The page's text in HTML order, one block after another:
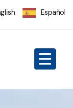
Español